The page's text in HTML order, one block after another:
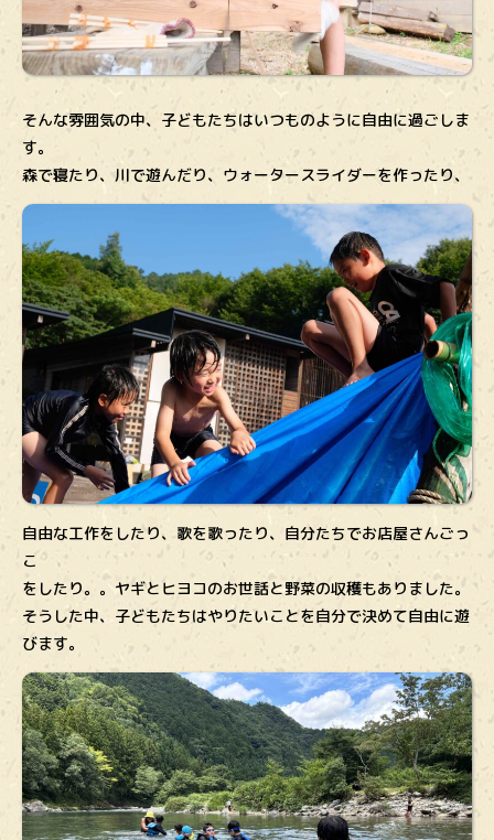
そんな雰囲気の中、子どもたちはいつものように自由に過ごしま
す。
森で寝たり、川で遊んだり、ウォータースライダーを作ったり、
自由な工作をしたり、歌を歌ったり、自分たちでお店屋さんごっ
こ
をしたり。。ヤギとヒヨコのお世話と野菜の収穫もありました。
そうした中、子どもたちはやりたいことを自分で決めて自由に遊
びます。